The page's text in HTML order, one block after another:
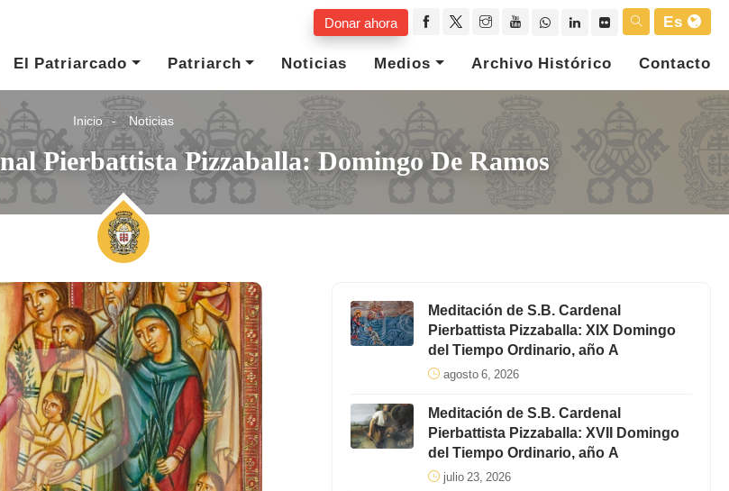
Donar ahora
Es
El Patriarcado
Patriarch Noticias Medios Archivo Histórico Contacto
Inicio Noticias
Pierbattista Pizzaballa: Domingo De Ramos
Meditación de S.B. Cardenal
Pierbattista Pizzaballa: XIX Domingo
del Tiempo Ordinario, año A
agosto 6, 2026
Meditación de S.B. Cardenal
Pierbattista Pizzaballa: XVII Domingo
del Tiempo Ordinario, año A
julio 23, 2026